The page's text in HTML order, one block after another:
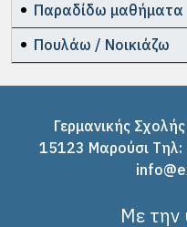
Παραδίδω μαθήματα
Πουλάω / Νοικιάζω
Γερμανικής
15123 Μαρούσι
Με την